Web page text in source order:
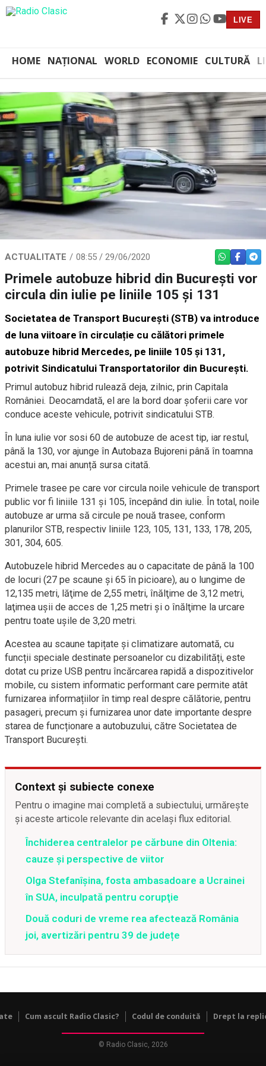
LIVE
HOME NAȚIONAL WORLD ECONOMIE CULTURĂ
ACTUALITATE 08:55 / 29/06/2020 WHATSAPP
Primele autobuze hibrid din București vor
circula din iulie pe liniile 105 și 131
Societatea de Transport București (STB) va introduce
de luna viitoare în circulație cu călători primele
autobuze hibrid Mercedes, pe liniile 105 și 131,
potrivit Sindicatului Transportatorilor din București.
Primul autobuz hibrid rulează deja, zilnic, prin Capitala
României. Deocamdată, el are la bord doar șoferii care vor
conduce aceste vehicule, potrivit sindicatului STB.
În luna iulie vor sosi 60 de autobuze de acest tip, iar restul,
până la 130, vor ajunge în Autobaza Bujoreni până în toamna
acestui an, mai anunță sursa citată.
Primele trasee pe care vor circula noile vehicule de transport
public vor fi liniile 131 și 105, începând din iulie. În total, noile
autobuze ar urma să circule pe nouă trasee, conform
planurilor STB, respectiv liniile 123, 105, 131, 133, 178, 205,
301, 304, 605.
Autobuzele hibrid Mercedes au o capacitate de până la 100
de locuri (27 pe scaune şi 65 în picioare), au o lungime de
12,135 metri, lăţime de 2,55 metri, înălţime de 3,12 metri,
laţimea uşii de acces de 1,25 metri şi o înălţime la urcare
pentru toate uşile de 3,20 metri.
Acestea au scaune tapițate și climatizare automată, cu
funcții speciale destinate persoanelor cu dizabilități, este
dotat cu prize USB pentru încărcarea rapidă a dispozitivelor
mobile, cu sistem informatic performant care permite atât
furnizarea informațiilor în timp real despre călătorie, pentru
pasageri, precum și furnizarea unor date importante despre
starea de funcționare a autobuzului, către Societatea de
Transport București.
Context și subiecte conexe
Pentru o imagine mai completă a subiectului, urmărește
și aceste articole relevante din același flux editorial.
Închiderea centralelor pe cărbune din Oltenia:
cauze și perspective de viitor
Olga Stefanîşina, fosta ambasadoare a Ucrainei
în SUA, inculpată pentru corupţie
Două coduri de vreme rea afectează România
joi, avertizări pentru 39 de județe
Cum ascult Radio Clasic? Codul de conduită Drept la
© Radio Clasic, 2026